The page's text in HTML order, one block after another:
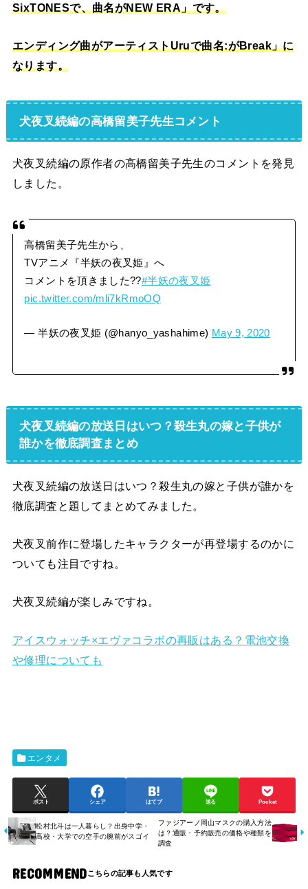
SixTONESで、曲名がNEW ERA」です。
エンディング曲がアーティストUruで曲名:がBreak」に
なります。
犬夜叉続編の高橋留美子先生コメント
犬夜叉続編の原作者の高橋留美子先生のコメントを発見
しました。
高橋留美子先生から、
TVアニメ『半妖の夜叉姫』へ
コメントを頂きました??#半妖の夜叉姫
pic.twitter.com/mli7kRmoOQ
— 半妖の夜叉姫 (@hanyo_yashahime) May 9, 2020
犬夜叉続編の放送日はいつ？殺生丸の嫁と子供が
誰かを徹底調査まとめ
犬夜叉続編の放送日はいつ？殺生丸の嫁と子供が誰かを
徹底調査と題してまとめてみました。
犬夜叉前作に登場したキャラクターが再登場するのかに
ついても注目ですね。
犬夜叉続編が楽しみですね。
アイスウォッチ×エヴァコラボの再販はある？電池交換
や修理についても
エンタメ
ポスト シェア はてブ 送る Pocket
松村北斗は一人暮らし？出身中学・
高校・大学での空手の腕前がスゴイ
ファジアーノ岡山マスクの購入方法
は？通販・予約販売の価格や種類を
調査
RECOMMEND